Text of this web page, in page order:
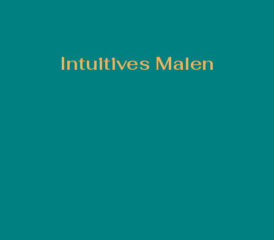
Intuitives Malen